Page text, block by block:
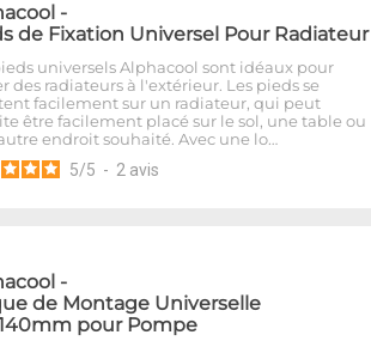
-
de Fixation Universel Pour Radiateur
universels Alphacool sont idéaux pour
des radiateurs à l'extérieur. Les pieds se
facilement sur un radiateur, qui peut
être facilement placé sur le sol, une table ou
endroit souhaité. Avec une lo…
5/5 - 2 avis
-
de Montage Universelle
pour Pompe